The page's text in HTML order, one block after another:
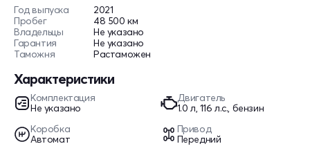
Год выпуска
2021
Пробег
48 500 км
Владельцы
Не указано
Гарантия
Не указано
Таможня
Растаможен
Характеристики
Комплектация
Не указано
Двигатель
1.0 л, 116 л.с., бензин
Коробка
Автомат
Привод
Передний